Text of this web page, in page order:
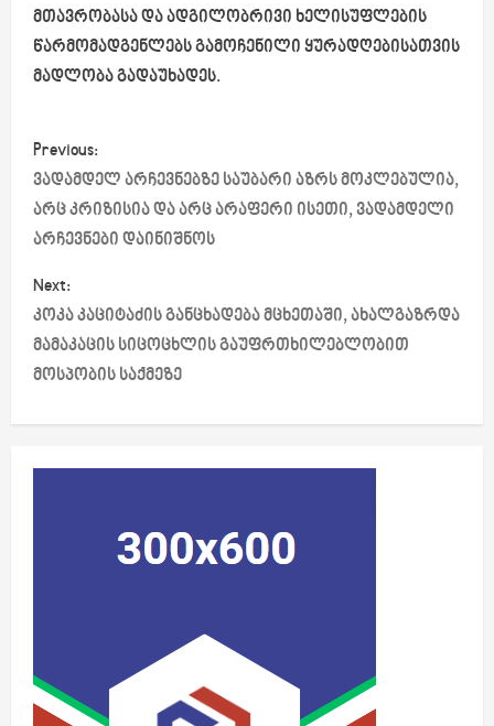
მთავრობასა და ადგილობრივი ხელისუფლების
წარმომადგენლებს გამოჩენილი ყურადღებისათვის
მადლობა გადაუხადეს.
P
o
s
t
n
a
v
i
o
Previous:
ვადამდელ არჩევნებზე საუბარი აზრს მოკლებულია,
არც კრიზისია და არც არაფერი ისეთი, ვადამდელი
არჩევნები დაინიშნოს
Next:
კოკა კაციტაძის განცხადება მცხეთაში, ახალგაზრდა
მამაკაცის სიცოცხლის გაუფრთხილებლობით
მოსპობის საქმეზე